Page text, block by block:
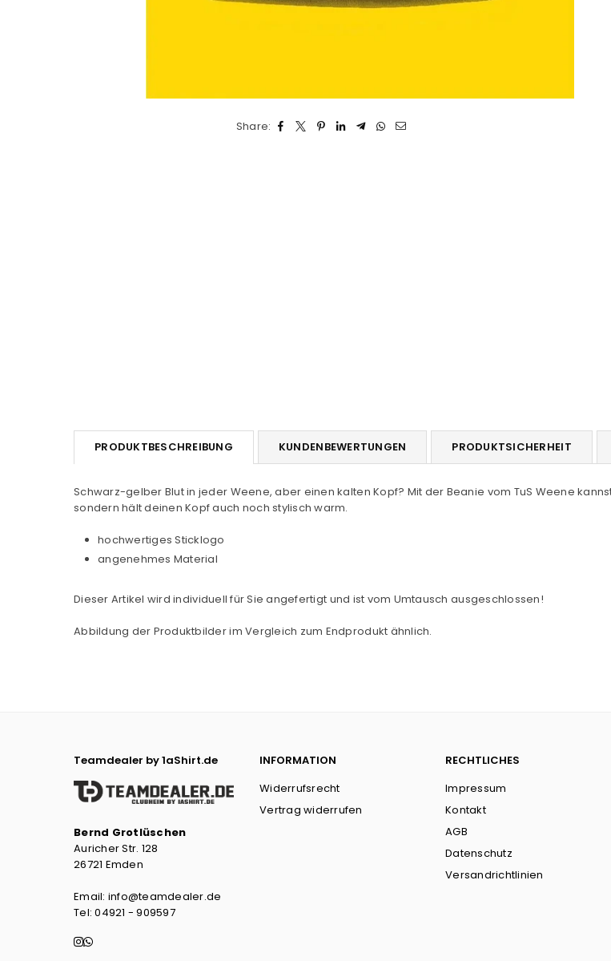
Share:
PRODUKTBESCHREIBUNG KUNDENBEWERTUNGEN PRODUKTSICHERHEIT
Schwarz-gelber Blut in jeder Weene, aber einen kalten Kopf? Mit der Beanie vom TuS Weene
sondern hält deinen Kopf auch noch stylisch warm.
hochwertiges Sticklogo
angenehmes Material
Dieser Artikel wird individuell für Sie angefertigt und ist vom Umtausch ausgeschlossen!
Abbildung der Produktbilder im Vergleich zum Endprodukt ähnlich.
Teamdealer by 1aShirt.de
Bernd Grotlüschen
Auricher Str. 128
26721 Emden
Email: info@teamdealer.de
Tel: 04921 - 909597
Instagram
Whatsapp
INFORMATION
Widerrufsrecht
Vertrag widerrufen
RECHTLICHES
Impressum
Kontakt
AGB
Datenschutz
Versandrichtlinien